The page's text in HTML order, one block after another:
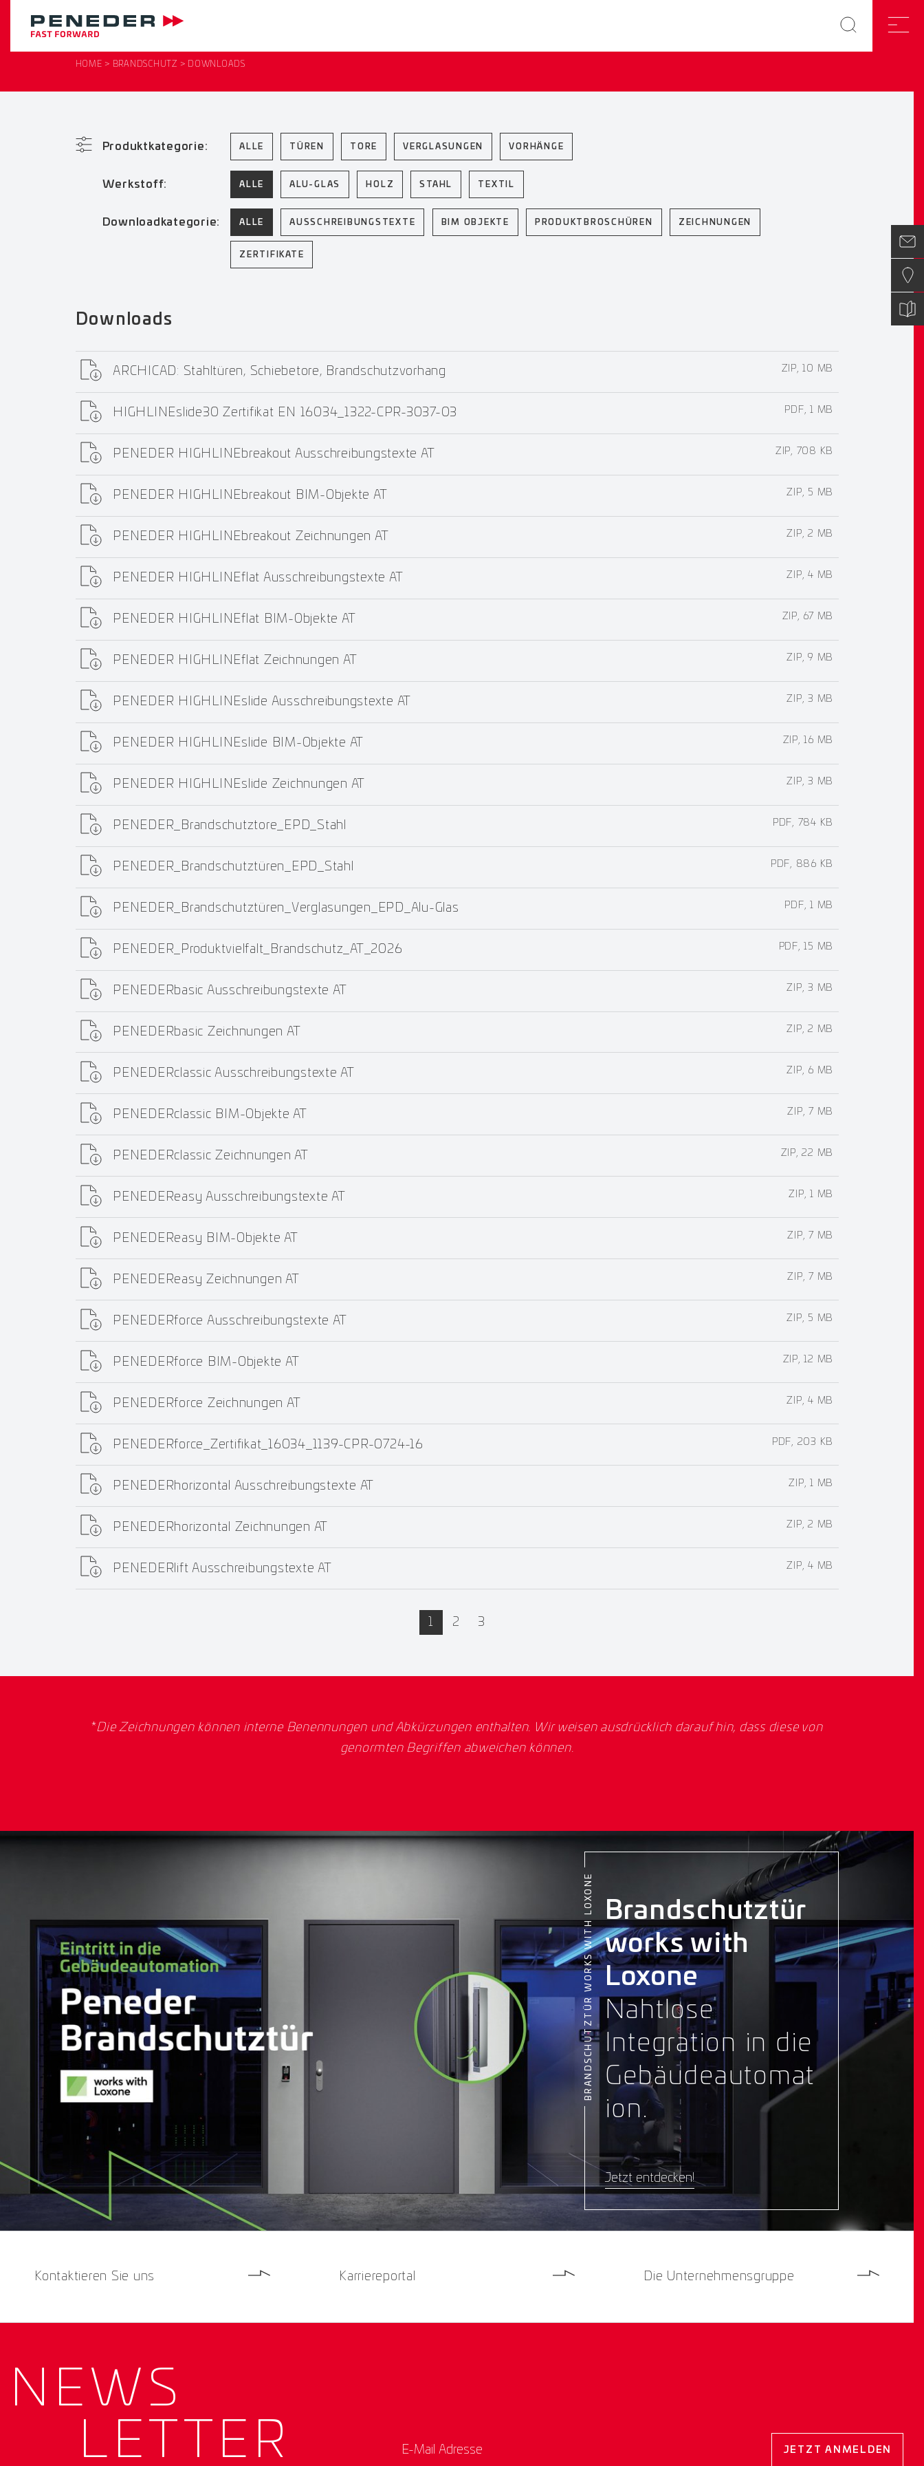
HOME BRANDSCHUTZ DOWNLOADS
Produktkategorie: ALLE TÜREN TORE VERGLASUNGEN VORHÄNGE
Werkstoff: ALLE ALU-GLAS HOLZ STAHL TEXTIL
Downloadkategorie: ALLE AUSSCHREIBUNGSTEXTE BIM OBJEKTE PRODUKTBROSCHÜREN ZEICHNUNGEN
ZERTIFIKATE
Downloads
ARCHICAD: Stahltüren, Schiebetore, Brandschutzvorhang ZIP, 10 MB
HIGHLINEslide30 Zertifikat EN 16034_1322-CPR-3037-03 PDF, 1 MB
PENEDER HIGHLINEbreakout Ausschreibungstexte AT ZIP, 708 KB
PENEDER HIGHLINEbreakout BIM-Objekte AT ZIP, 5 MB
PENEDER HIGHLINEbreakout Zeichnungen AT ZIP, 2 MB
PENEDER HIGHLINEflat Ausschreibungstexte AT ZIP, 4 MB
PENEDER HIGHLINEflat BIM-Objekte AT ZIP, 67 MB
PENEDER HIGHLINEflat Zeichnungen AT ZIP, 9 MB
PENEDER HIGHLINEslide Ausschreibungstexte AT ZIP, 3 MB
PENEDER HIGHLINEslide BIM-Objekte AT ZIP, 16 MB
PENEDER HIGHLINEslide Zeichnungen AT ZIP, 3 MB
PENEDER_Brandschutztore_EPD_Stahl PDF, 784 KB
PENEDER_Brandschutztüren_EPD_Stahl PDF, 886 KB
PENEDER_Brandschutztüren_Verglasungen_EPD_Alu-Glas PDF, 1 MB
PENEDER_Produktvielfalt_Brandschutz_AT_2026 PDF, 15 MB
PENEDERbasic Ausschreibungstexte AT ZIP, 3 MB
PENEDERbasic Zeichnungen AT ZIP, 2 MB
PENEDERclassic Ausschreibungstexte AT ZIP, 6 MB
PENEDERclassic BIM-Objekte AT ZIP, 7 MB
PENEDERclassic Zeichnungen AT ZIP, 22 MB
PENEDEReasy Ausschreibungstexte AT ZIP, 1 MB
PENEDEReasy BIM-Objekte AT ZIP, 7 MB
PENEDEReasy Zeichnungen AT ZIP, 7 MB
PENEDERforce Ausschreibungstexte AT ZIP, 5 MB
PENEDERforce BIM-Objekte AT ZIP, 12 MB
PENEDERforce Zeichnungen AT ZIP, 4 MB
PENEDERforce_Zertifikat_16034_1139-CPR-0724-16 PDF, 203 KB
PENEDERhorizontal Ausschreibungstexte AT ZIP, 1 MB
PENEDERhorizontal Zeichnungen AT ZIP, 2 MB
PENEDERlift Ausschreibungstexte AT ZIP, 4 MB
1 active
2 3
*Die Zeichnungen können interne Benennungen und Abkürzungen enthalten. Wir weisen ausdrücklich darauf hin, dass diese von
genormten Begriffen abweichen können.
BRANDSCHUTZTÜR WORKS WITH LOXONE Brandschutztür
works with
Loxone
Nahtlose
Integration in die
Gebäudeautomat
ion.
Jetzt entdecken!
Kontaktieren Sie uns Karriereportal Die Unternehmensgruppe
NEWS­
LETTER
E-Mail Adresse
JETZT ANMELDEN